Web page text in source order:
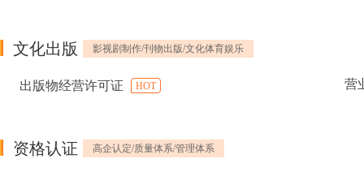
文化出版 影视剧制作/刊物出版/文化体育娱乐
出版物经营许可证 HOT 营
资格认证 高企认定/质量体系/管理体系